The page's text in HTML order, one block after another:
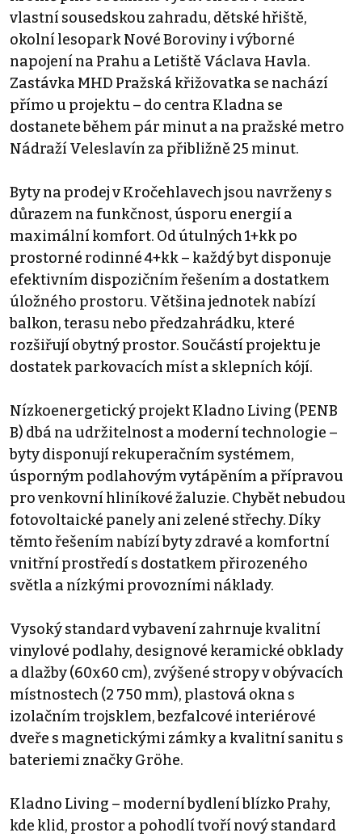
vlastní sousedskou zahradu, dětské hřiště,
okolní lesopark Nové Boroviny i výborné
napojení na Prahu a Letiště Václava Havla.
Zastávka MHD Pražská křižovatka se nachází
přímo u projektu – do centra Kladna se
dostanete během pár minut a na pražské metro
Nádraží Veleslavín za přibližně 25 minut.
Byty na prodej v Kročehlavech jsou navrženy s
důrazem na funkčnost, úsporu energií a
maximální komfort. Od útulných 1+kk po
prostorné rodinné 4+kk – každý byt disponuje
efektivním dispozičním řešením a dostatkem
úložného prostoru. Většina jednotek nabízí
balkon, terasu nebo předzahrádku, které
rozšiřují obytný prostor. Součástí projektu je
dostatek parkovacích míst a sklepních kójí.
Nízkoenergetický projekt Kladno Living (PENB
B) dbá na udržitelnost a moderní technologie –
byty disponují rekuperačním systémem,
úsporným podlahovým vytápěním a přípravou
pro venkovní hliníkové žaluzie. Chybět nebudou
fotovoltaické panely ani zelené střechy. Díky
těmto řešením nabízí byty zdravé a komfortní
vnitřní prostředí s dostatkem přirozeného
světla a nízkými provozními náklady.
Vysoký standard vybavení zahrnuje kvalitní
vinylové podlahy, designové keramické obklady
a dlažby (60x60 cm), zvýšené stropy v obývacích
místnostech (2 750 mm), plastová okna s
izolačním trojsklem, bezfalcové interiérové
dveře s magnetickými zámky a kvalitní sanitu s
bateriemi značky Gröhe.
Kladno Living – moderní bydlení blízko Prahy,
kde klid, prostor a pohodlí tvoří nový standard